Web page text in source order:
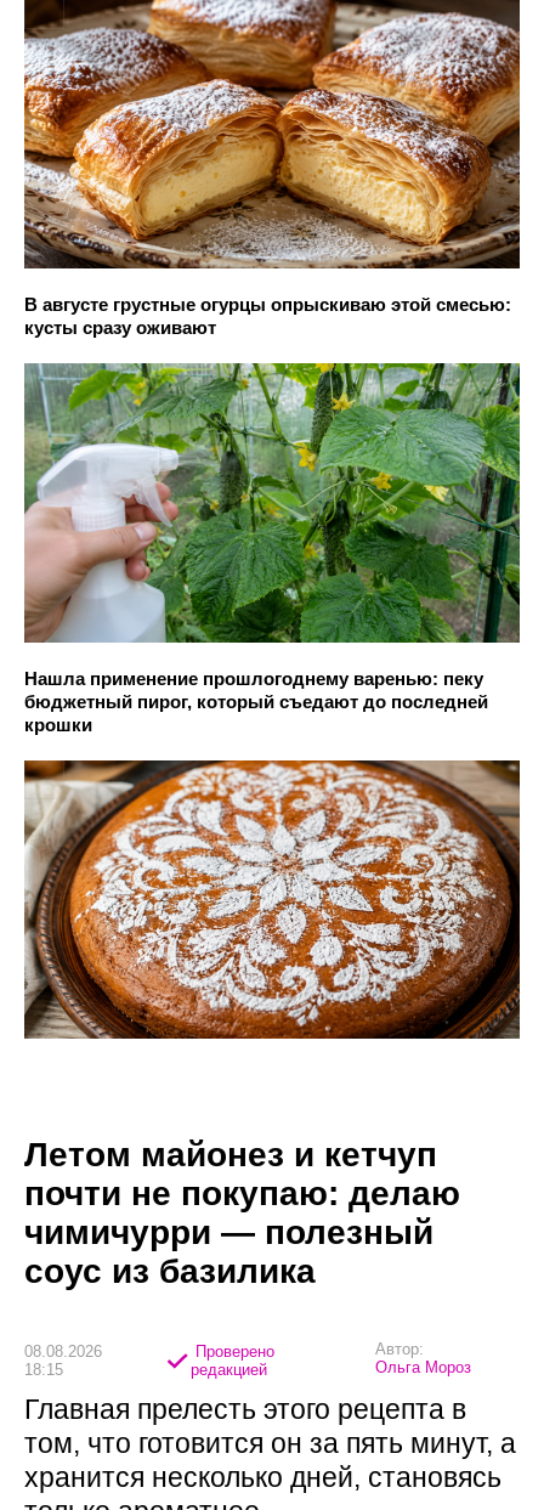
В августе грустные огурцы опрыскиваю этой смесью:
кусты сразу оживают
Нашла применение прошлогоднему варенью: пеку
бюджетный пирог, который съедают до последней
крошки
Летом майонез и кетчуп
почти не покупаю: делаю
чимичурри — полезный
соус из базилика
08.08.2026
18:15
Проверено
редакцией
Автор:
Ольга Мороз
Главная прелесть этого рецепта в
том, что готовится он за пять минут, а
хранится несколько дней, становясь